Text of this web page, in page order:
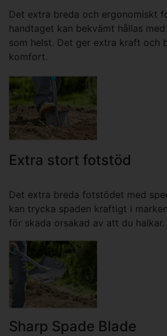
Det extra breda och ergonomiskt
handtaget kan bekvämt hållas
som helst. Det ger extra kraft och
komfort.
Extra stort fotstöd
Det extra breda fotstödet med
kan trycka spaden kraftigt i
för skada orsakad av att du halkar.
Sharp Spade Blade